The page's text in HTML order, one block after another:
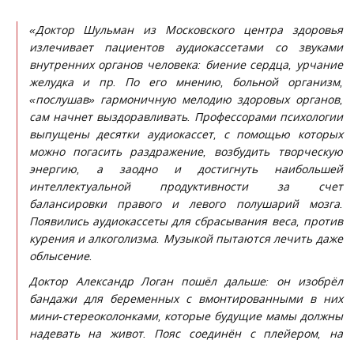
«Доктор Шульман из Московского центра здоровья
излечивает пациентов аудиокассетами со звуками
внутренних органов человека: биение сердца, урчание
желудка и пр. По его мнению, больной организм,
«послушав» гармоничную мелодию здоровых органов,
сам начнет выздоравливать. Профессорами психологии
выпущены десятки аудиокассет, с помощью которых
можно погасить раздражение, возбудить творческую
энергию, а заодно и достигнуть наибольшей
интеллектуальной продуктивности за счет
балансировки правого и левого полушарий мозга.
Появились аудиокассеты для сбрасывания веса, против
курения и алкоголизма. Музыкой пытаются лечить даже
облысение.
Доктор Александр Логан пошёл дальше: он изобрёл
бандажи для беременных с вмонтированными в них
мини-стереоколонками, которые будущие мамы должны
надевать на живот. Пояс соединён с плейером, на